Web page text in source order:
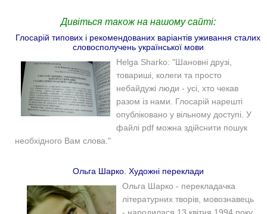
Дивіться також на нашому сайті:
Глосарій типових і рекомендованих варіантів уживання сталих
словосполучень української мови
Helga Sharko: "Шановні друзі,
товариші, колеги та просто
небайдужі люди - усі, хто чекав
разом із нами. Глосарій нарешті
опубліковано у вільному доступі. У
файлі pdf можна здійснити пошук
необхідного Вам слова."
Ольга Шарко. Художні переклади
Ольга Шарко - перекладачка
літературних творів, мовознавець
- народилася 13 квітня 1994 року